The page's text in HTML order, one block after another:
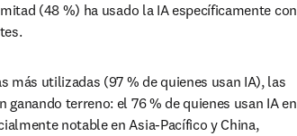
(48 %) ha usado la IA específicamente con
más utilizadas (97 % de quienes usan IA), las
terreno: el 76 % de quienes usan IA en
notable en Asia-Pacífico y China,